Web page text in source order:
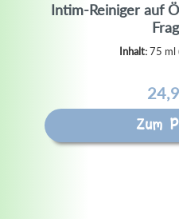
Intim-Reiniger auf
Inhalt:75 ml
Zum